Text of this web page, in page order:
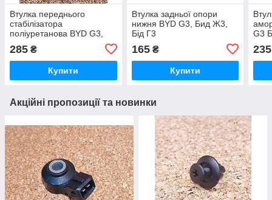
Втулка переднього
стабілізатора
поліуретанова BYD G3,
285 ₴
Купити
Втулка задньої опори
нижня BYD G3, Бид Ж3,
Бід Г3
165₴
Купити
G3
235
Акційні пропозиції та новинки